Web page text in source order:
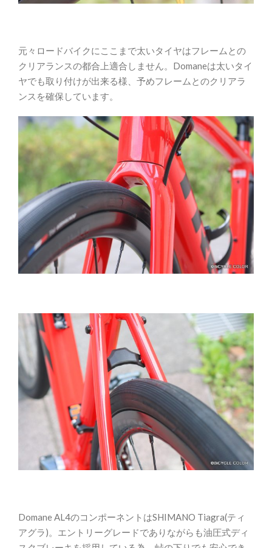
元々ロードバイクにここまで太いタイヤはフレームとの
クリアランスの都合上適合しません。Domaneは太いタイ
ヤでも取り付けが出来る様、予めフレームとのクリアラ
ンスを確保しています。
Domane AL4のコンポーネントはSHIMANO Tiagra(ティ
アグラ)。エントリーグレードでありながらも油圧式ディ